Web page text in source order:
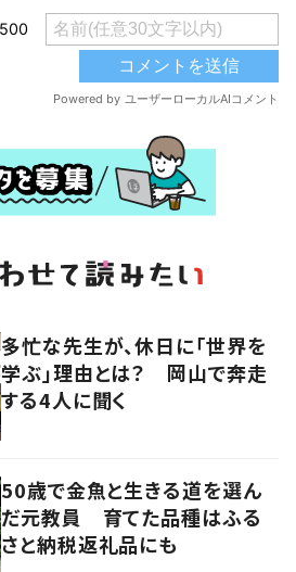
多忙な先生が、休日に「世界を
学ぶ」理由とは？ 岡山で奔走
する4人に聞く
50歳で金魚と生きる道を選ん
だ元教員 育てた品種はふる
さと納税返礼品にも